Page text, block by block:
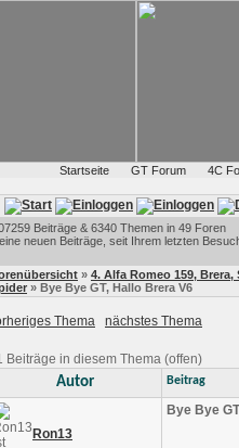
Startseite GT Forum 4C
Beiträge & 6340 Themen in 49 Foren
neuen Beiträge, seit Ihrem letzten
» 4. Alfa Romeo 159,
» Bye Bye GT, Hallo Brera V6
Thema nächstes Thema
Beiträge in diesem Thema (offen)
Autor Beitrag
Ron13
Bye Bye